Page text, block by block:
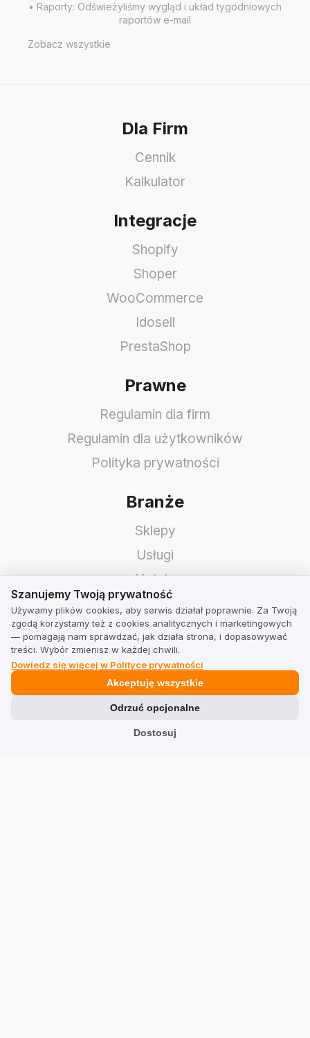
• Raporty: Odświeżyliśmy wygląd i układ tygodniowych
raportów e-mail
Zobacz wszystkie
Dla Firm
Cennik
Kalkulator
Integracje
Shopify
Shoper
WooCommerce
Idosell
PrestaShop
Prawne
Regulamin dla firm
Regulamin dla użytkowników
Polityka prywatności
Branże
Sklepy
Usługi
Hotele
Restauracje
Znajdź firmę
TrustMate
Kontakt
Szanujemy Twoją prywatność
Używamy plików cookies, aby serwis działał poprawnie. Za Twoją
zgodą korzystamy też z cookies analitycznych i marketingowych
— pomagają nam sprawdzać, jak działa strona, i dopasowywać
treści. Wybór zmienisz w każdej chwili.
Dowiedz się więcej w Polityce prywatności
Dostosuj
Odrzuć opcjonalne
Akceptuję wszystkie